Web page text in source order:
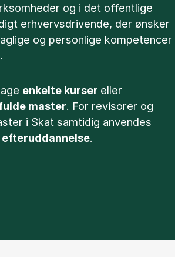
og i det offentlige
erhvervsdrivende, der ønsker
og personlige kompetencer
enkelte kurser eller
master. For revisorer og
i Skat samtidig anvendes
.